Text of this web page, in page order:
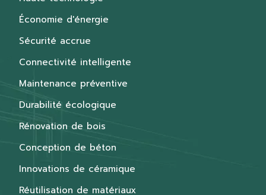
Économie d'énergie
Sécurité accrue
Connectivité intelligente
Maintenance préventive
Durabilité écologique
Rénovation de bois
Conception de béton
Innovations de céramique
Réutilisation de matériaux